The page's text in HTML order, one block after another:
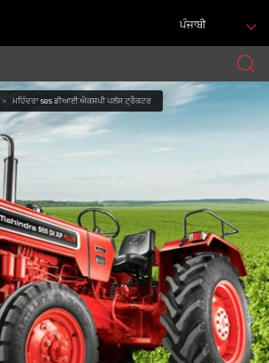
ਪੰਜਾਬੀ
ਮਹਿੰਦਰਾ 585 ਡੀਆਈ ਐਕਸਪੀ ਪਲੱਸ ਟ੍ਰੈਕਟਰ